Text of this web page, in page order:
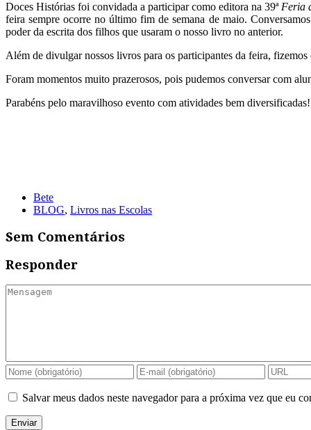
Doces Histórias foi convidada a participar como editora na 39ª Feria
feira sempre ocorre no último fim de semana de maio.
poder da escrita dos filhos que usaram o nosso livro no anterior.
Além de divulgar nossos livros para os participantes da feira,
Foram momentos muito prazerosos, pois pudemos conversar com
Parabéns pelo maravilhoso evento com atividades bem diversificadas!
Bete
BLOG, Livros nas Escolas
Sem Comentários
Responder
Salvar meus dados neste navegador para a próxima vez que eu